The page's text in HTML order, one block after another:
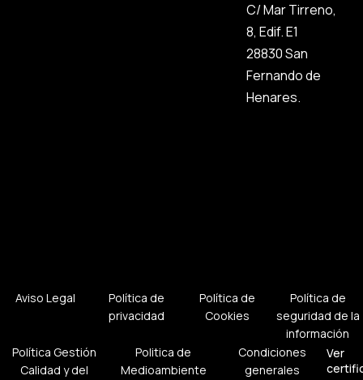
C/ Mar Tirreno,
8, Edif. E1
28830 San
Fernando de
Henares.
Aviso Legal
Política de
privacidad
Política de
Cookies
Política de
seguridad de la
información
Política Gestión
Calidad y del
Politica de
Medioambiente
Condiciones
generales
Ver